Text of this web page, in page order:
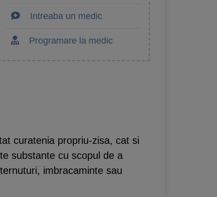
Intreaba un medic
Programare la medic
curatenia propriu-zisa, cat si
substante cu scopul de a
imbracaminte sau